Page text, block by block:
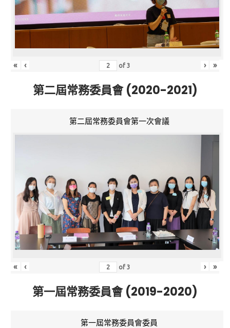
« ‹ of3 › »
第二屆常務委員會 (2020-2021)
第二屆常務委員會第一次會議
« ‹ of3 › »
第一屆常務委員會 (2019-2020)
第一屆常務委員會委員